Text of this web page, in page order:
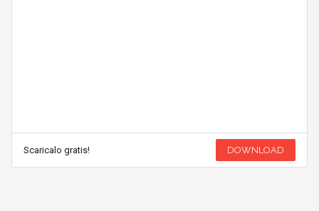
Scaricalo gratis! DOWNLOAD